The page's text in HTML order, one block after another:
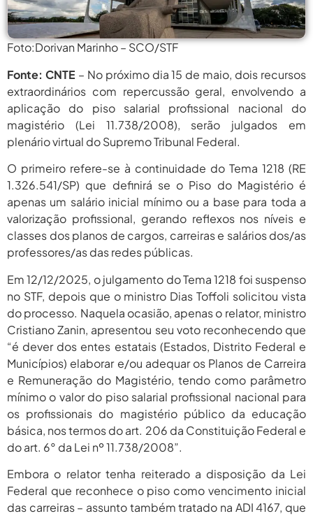
PROIFES Celebra Os 58 Anos Da
APUB...
agosto 6,
2026
MEC Autoriza 937 Novos Cargos Em
Balanço Da 78ª SBPC: Na Primeira
Participação, PROIFES...
agosto
6, 2026
6 De Agosto: Dia Nacional Dos
Profissionais De...
agosto 6,
2026
PROIFES Celebra Os 58 Anos Da
APUB...
agosto 6,
2026
MEC Autoriza 937 Novos Cargos Em
Institutos Federais...
agosto 6,
2026
Balanço Da 78ª SBPC: Na Primeira
6, 2026
6 De Agosto: Dia Nacional Dos
Profissionais De...
agosto 6,
2026
PROIFES Celebra Os 58 Anos Da
APUB...
agosto 6,
MEC Autoriza 937 Novos Cargos Em
Institutos Federais...
agosto 6,
2026
Foto:Dorivan Marinho – SCO/STF
Fonte: CNTE – No próximo dia 15 de maio, dois recursos
extraordinários com repercussão geral, envolvendo a
aplicação do piso salarial profissional nacional do
magistério (Lei 11.738/2008), serão julgados em
plenário virtual do Supremo Tribunal Federal.
O primeiro refere-se à continuidade do Tema 1218 (RE
1.326.541/SP) que definirá se o Piso do Magistério é
apenas um salário inicial mínimo ou a base para toda a
valorização profissional, gerando reflexos nos níveis e
classes dos planos de cargos, carreiras e salários dos/as
professores/as das redes públicas.
Em 12/12/2025, o julgamento do Tema 1218 foi suspenso
no STF, depois que o ministro Dias Toffoli solicitou vista
do processo. Naquela ocasião, apenas o relator, ministro
Cristiano Zanin, apresentou seu voto reconhecendo que
“é dever dos entes estatais (Estados, Distrito Federal e
Municípios) elaborar e/ou adequar os Planos de Carreira
e Remuneração do Magistério, tendo como parâmetro
mínimo o valor do piso salarial profissional nacional para
os profissionais do magistério público da educação
básica, nos termos do art. 206 da Constituição Federal e
do art. 6° da Lei nº 11.738/2008”.
Embora o relator tenha reiterado a disposição da Lei
Federal que reconhece o piso como vencimento inicial
das carreiras – assunto também tratado na ADI 4167, que